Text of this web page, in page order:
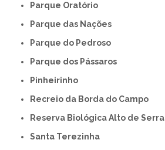
Parque Oratório
Parque das Nações
Parque do Pedroso
Parque dos Pássaros
Pinheirinho
Recreio da Borda do Campo
Reserva Biológica Alto de Serra
Santa Terezinha